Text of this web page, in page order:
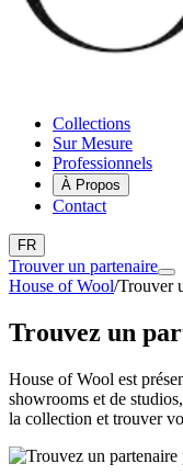
Collections
Sur Mesure
Professionnels
À Propos
Contact
FR
Trouver un partenaire
House of Wool/Trouver
Trouvez un
House of Wool est
showrooms et de
la collection et trouver